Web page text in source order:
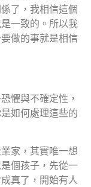
了，我相信這個
一致的。所以我
做的事就是相信
懼與不確定性，
如何處理這些的
家，其實唯一想
個孩子，先從一
真了，開始有人